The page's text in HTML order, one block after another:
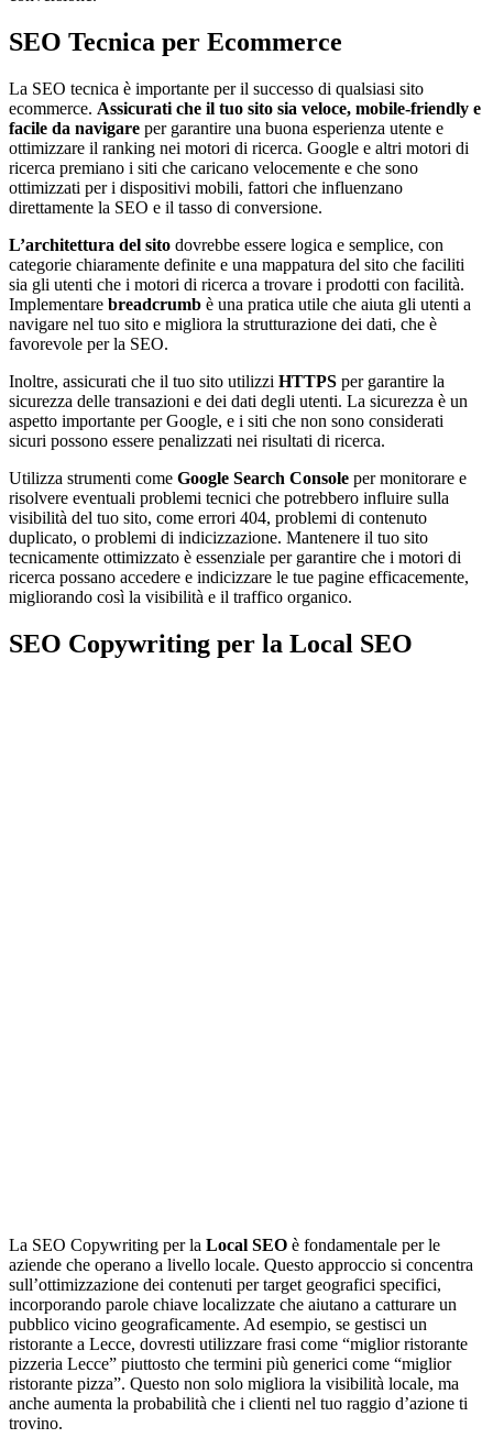
SEO Tecnica per Ecommerce
La SEO tecnica è importante per il successo di qualsiasi sito
ecommerce. Assicurati che il tuo sito sia veloce, mobile-friendly e
facile da navigare per garantire una buona esperienza utente e
ottimizzare il ranking nei motori di ricerca. Google e altri motori di
ricerca premiano i siti che caricano velocemente e che sono
ottimizzati per i dispositivi mobili, fattori che influenzano
direttamente la SEO e il tasso di conversione.
L’architettura del sito dovrebbe essere logica e semplice, con
categorie chiaramente definite e una mappatura del sito che faciliti
sia gli utenti che i motori di ricerca a trovare i prodotti con facilità.
Implementare breadcrumb è una pratica utile che aiuta gli utenti a
navigare nel tuo sito e migliora la strutturazione dei dati, che è
favorevole per la SEO.
Inoltre, assicurati che il tuo sito utilizzi HTTPS per garantire la
sicurezza delle transazioni e dei dati degli utenti. La sicurezza è un
aspetto importante per Google, e i siti che non sono considerati
sicuri possono essere penalizzati nei risultati di ricerca.
Utilizza strumenti come Google Search Console per monitorare e
risolvere eventuali problemi tecnici che potrebbero influire sulla
visibilità del tuo sito, come errori 404, problemi di contenuto
duplicato, o problemi di indicizzazione. Mantenere il tuo sito
tecnicamente ottimizzato è essenziale per garantire che i motori di
ricerca possano accedere e indicizzare le tue pagine efficacemente,
migliorando così la visibilità e il traffico organico.
SEO Copywriting per la Local SEO
La SEO Copywriting per la Local SEO è fondamentale per le
aziende che operano a livello locale. Questo approccio si concentra
sull’ottimizzazione dei contenuti per target geografici specifici,
incorporando parole chiave localizzate che aiutano a catturare un
pubblico vicino geograficamente. Ad esempio, se gestisci un
ristorante a Lecce, dovresti utilizzare frasi come “miglior ristorante
pizzeria Lecce” piuttosto che termini più generici come “miglior
ristorante pizza”. Questo non solo migliora la visibilità locale, ma
anche aumenta la probabilità che i clienti nel tuo raggio d’azione ti
trovino.